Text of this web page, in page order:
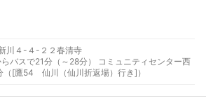
川４-４-２２春清寺
分（～28分） コミュニティセンター西
（[鷹54 仙川（仙川折返場）行き]）